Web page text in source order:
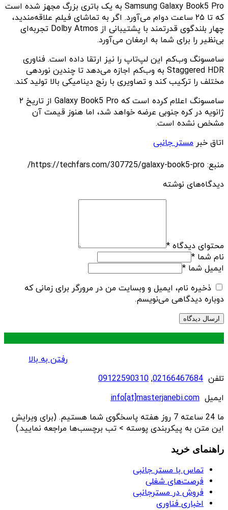
Samsung Galaxy Book5 Pro به یک باتری بزرگ مجهز شده است
که تا ۲۵ ساعت دوام می‌آورد. اگر به تماشای فیلم علاقه‌مندید،
چهار بلندگوی قدرتمند با پشتیبانی از Dolby Atmos تجربه‌ای
بی‌نظیر را برای شما به ارمغان می‌آورد.
سامسونگ وب‌کم این لپ‌تاپ را نیز ارتقا داده است. فناوری
Staggered HDR به وب‌کم اجازه می‌دهد تا چندین نوردهی
مختلف را ترکیب کند و تصاویری با رنج دینامیکی بالا تولید کند.
سامسونگ اعلام کرده است که Galaxy Book5 Pro از تاریخ ۲
ژانویه در کره جنوبی عرضه خواهد شد، اما هنوز قیمت آن
مشخص نشده است.
اتاق خبر مستر جانبی
منبع: https://techfars.com/307725/galaxy-book5-pro/
دیدگاه‌های نوشته
محتوای دیدگاه *
نام شما *
ایمیل شما *
ذخیره نام، ایمیل و وبسایت من در مرورگر برای زمانی که
دوباره دیدگاهی می‌نویسم.
.
رفتن به بالا
تلفن 02166467684
,
09122590310
ایمیل info[at]masterjanebi.com
ما 24 ساعته 7 روز هفته پاسخگوی شما هستیم. (برای ویرایش
این متن به پیکربندی پوسته > تب برچسب‌ها مراجعه نمایید.)
راهنمای خرید
تماس با مستر جانبی
فرصت‌های شغلی
فروش در مسترجانبی
اخباری فناوری